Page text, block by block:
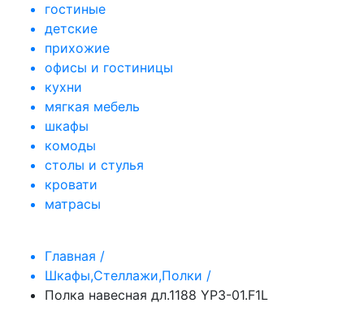
гостиные
детские
прихожие
офисы и гостиницы
кухни
мягкая мебель
шкафы
комоды
столы и стулья
кровати
матрасы
Главная /
Шкафы,Стеллажи,Полки /
Полка навесная дл.1188 YP3-01.F1L